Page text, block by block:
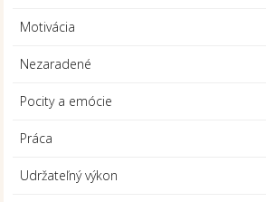
Motivácia
Nezaradené
Pocity a emócie
Práca
Udržateľný výkon